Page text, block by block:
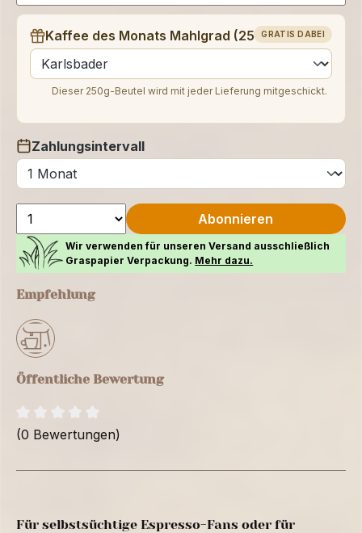
GRATIS DABEI
Kaffee des Monats Mahlgrad (250 g)
auswählen
Dieser 250g-Beutel wird mit jeder Lieferung mitgeschickt.
Zahlungsintervall
auswählen
Abonnieren
Wir verwenden für unseren Versand ausschließlich
Graspapier Verpackung. Mehr dazu.
Empfehlung
Öffentliche Bewertung
(0 Bewertungen)
Für selbstsüchtige Espresso-Fans oder für